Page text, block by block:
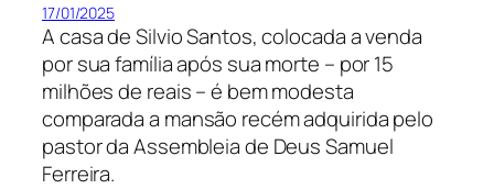
17/01/2025
A casa de Silvio Santos, colocada a venda
por sua família após sua morte – por 15
milhões de reais – é bem modesta
comparada a mansão recém adquirida pelo
pastor da Assembleia de Deus Samuel
Ferreira.